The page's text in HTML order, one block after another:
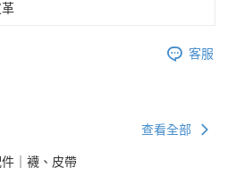
客服
查看全部
｜襪、皮帶